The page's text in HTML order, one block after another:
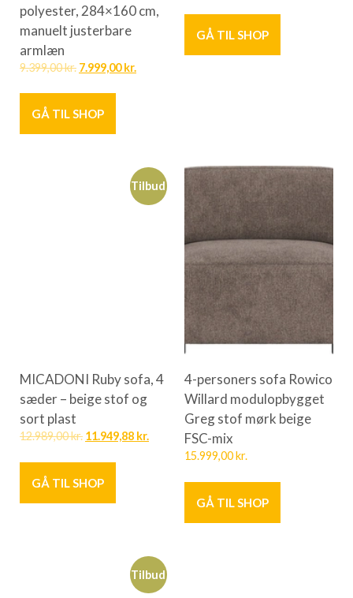
polyester, 284×160 cm,
manuelt justerbare
armlæn
9.399,00kr. 7.999,00kr.
GÅ TIL SHOP
GÅ TIL SHOP
Tilbud
MICADONI Ruby sofa, 4
sæder – beige stof og
sort plast
12.989,00kr. 11.949,88 kr.
GÅ TIL SHOP
4-personers sofa Rowico
Willard modulopbygget
Greg stof mørk beige
FSC-mix
15.999,00kr.
GÅ TIL SHOP
Tilbud